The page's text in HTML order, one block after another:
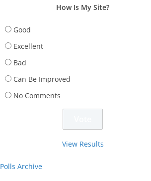
How Is My Site?
Good
Excellent
Bad
Can Be Improved
No Comments
View Results
Polls Archive